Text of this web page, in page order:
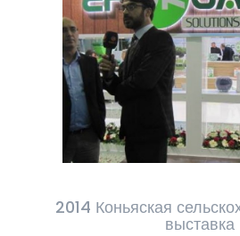
2014 Коньяская
выставка